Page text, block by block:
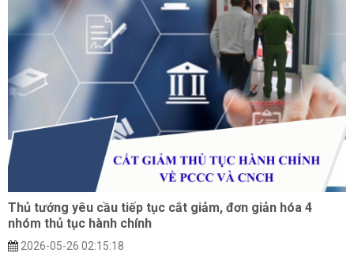
Thủ tướng yêu cầu tiếp tục cắt giảm, đơn giản hóa 4
nhóm thủ tục hành chính
2026-05-26 02:15:18